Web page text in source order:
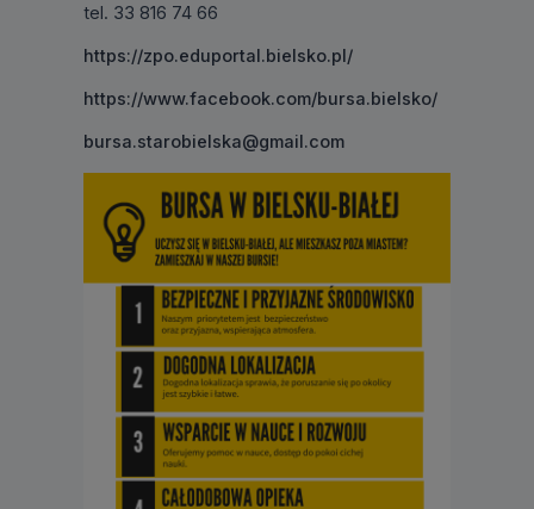
tel. 33 816 74 66
https://zpo.eduportal.bielsko.pl/
https://www.facebook.com/bursa.bielsko/
bursa.starobielska@gmail.com